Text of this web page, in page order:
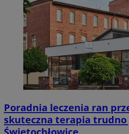
Poradnia leczenia ran
skuteczna terapia trudno